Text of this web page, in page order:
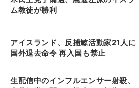
ム教徒が勝利
アイスランド、反捕鯨活動家21人に
国外退去命令 再入国も禁止
生配信中のインフルエンサー射殺、